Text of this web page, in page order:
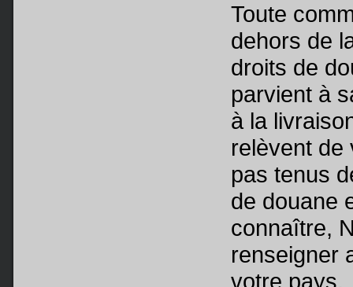
Toute
dehors de
droits de
parvient à
à la
relèvent de
pas tenus
de douane
connaître,
renseigner
votre pays.